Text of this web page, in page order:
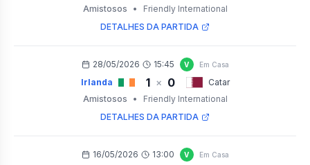
Amistosos
•
Friendly International
DETALHES DA PARTIDA
28/05/2026 15:45 V Em Casa
Irlanda 1 × 0
Catar
Amistosos
•
Friendly International
DETALHES DA PARTIDA
16/05/2026 13:00 V Em Casa